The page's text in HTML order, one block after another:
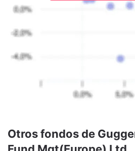
Otros fondos de